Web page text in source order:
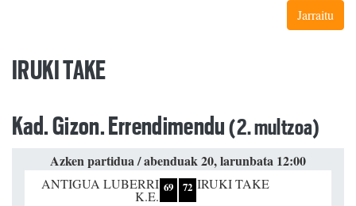
Jarraitu
IRUKI TAKE
Kad. Gizon. Errendimendu(2. multzoa)
Azken partidua / abenduak 20, larunbata 12:00
ANTIGUA LUBERRI
K.E.
69 72 IRUKI TAKE